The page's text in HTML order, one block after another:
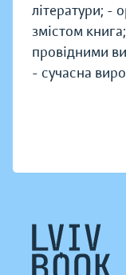
літератури; -
змістом
провідними
- сучасна